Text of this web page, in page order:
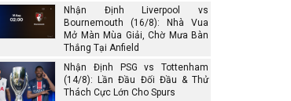
Nhận Định Liverpool vs
Bournemouth (16/8): Nhà Vua
Mở Màn Mùa Giải, Chờ Mưa Bàn
Thắng Tại Anfield
Nhận Định PSG vs Tottenham
(14/8): Lần Đầu Đối Đầu & Thử
Thách Cực Lớn Cho Spurs